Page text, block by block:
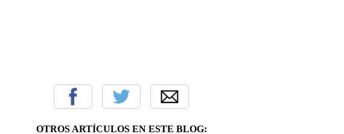
OTROS ARTÍCULOS EN ESTE BLOG: